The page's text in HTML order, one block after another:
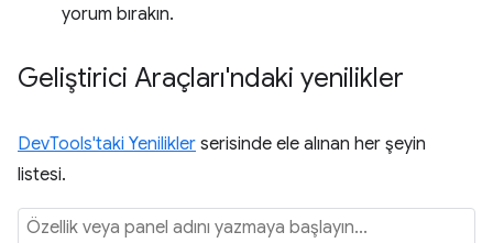
yorum bırakın.
Geliştirici Araçları'ndaki yenilikler
DevTools'taki Yenilikler serisinde ele alınan her şeyin
listesi.